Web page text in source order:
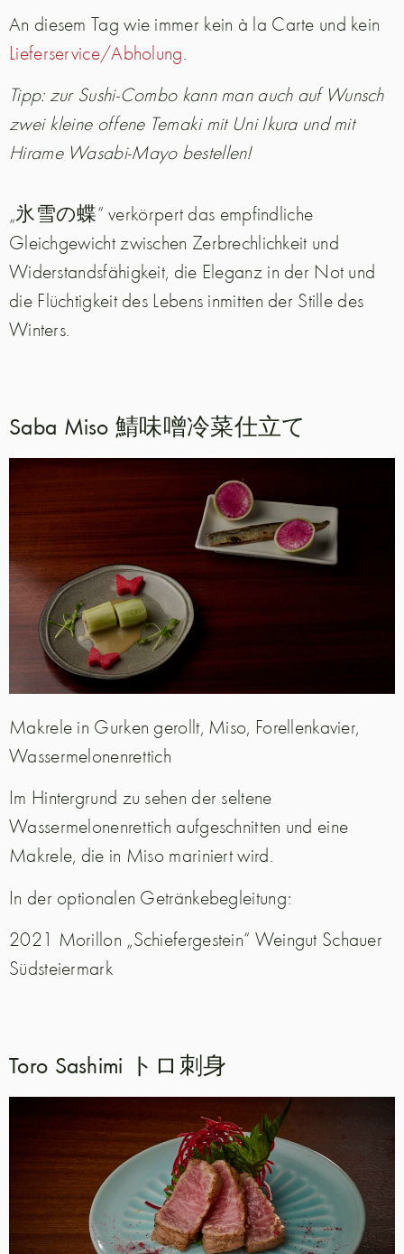
An diesem Tag wie immer kein à la Carte und kein
Lieferservice/Abholung.
Tipp: zur Sushi-Combo kann man auch auf Wunsch
zwei kleine offene Temaki mit Uni Ikura und mit
Hirame Wasabi-Mayo bestellen!
„氷雪の蝶“ verkörpert das empfindliche
Gleichgewicht zwischen Zerbrechlichkeit und
Widerstandsfähigkeit, die Eleganz in der Not und
die Flüchtigkeit des Lebens inmitten der Stille des
Winters.
Saba Miso 鯖味噌冷菜仕立て
Makrele in Gurken gerollt, Miso, Forellenkavier,
Wassermelonenrettich
Im Hintergrund zu sehen der seltene
Wassermelonenrettich aufgeschnitten und eine
Makrele, die in Miso mariniert wird.
In der optionalen Getränkebegleitung:
2021 Morillon „Schiefergestein“ Weingut Schauer
Südsteiermark
Toro Sashimi トロ刺身